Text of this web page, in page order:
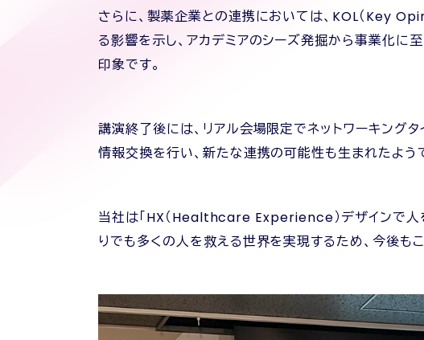
さらに、製薬企業との連携においては、KOL（Key
る影響を示し、アカデミアのシーズ発掘から事業化に
印象です。
講演終了後には、リアル会場限定でネットワーキング
情報交換を行い、新たな連携の可能性も生まれたよう
当社は「HX（Healthcare Experience）デザインで人
りでも多くの人を救える世界を実現するため、今後も